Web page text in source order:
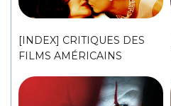
[INDEX] CRITIQUES DES
FILMS AMÉRICAINS